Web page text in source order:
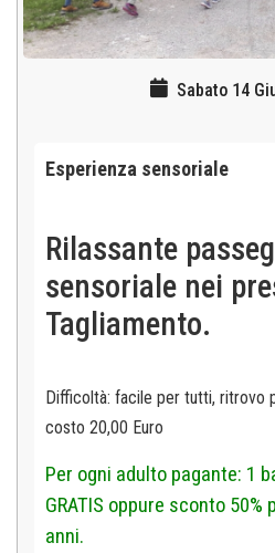
Sabato 14
Esperienza sensoriale
Rilassante
sensoriale nei
Tagliamento.
Difficoltà: facile per tutti, ritrovo
costo 20,00 Euro
Per ogni adulto pagante: 1
GRATIS oppure sconto
anni.